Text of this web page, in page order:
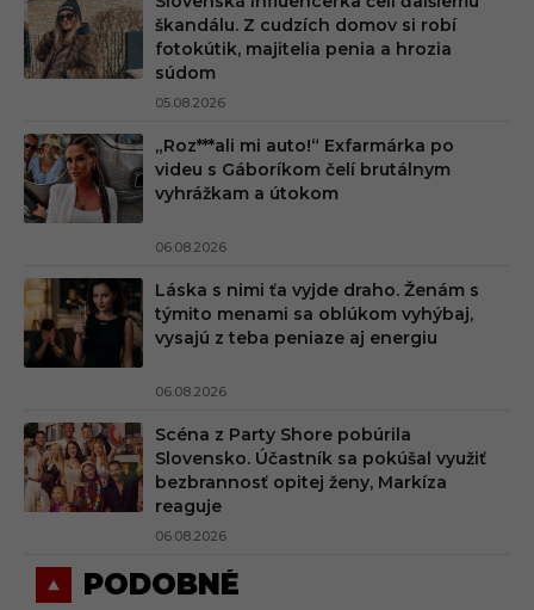
škandálu. Z cudzích domov si robí
fotokútik, majitelia penia a hrozia
súdom
05.08.2026
„Roz***ali mi auto!“ Exfarmárka po
videu s Gáboríkom čelí brutálnym
vyhrážkam a útokom
06.08.2026
Láska s nimi ťa vyjde draho. Ženám s
týmito menami sa oblúkom vyhýbaj,
vysajú z teba peniaze aj energiu
06.08.2026
Scéna z Party Shore pobúrila
Slovensko. Účastník sa pokúšal využiť
bezbrannosť opitej ženy, Markíza
reaguje
06.08.2026
PODOBNÉ